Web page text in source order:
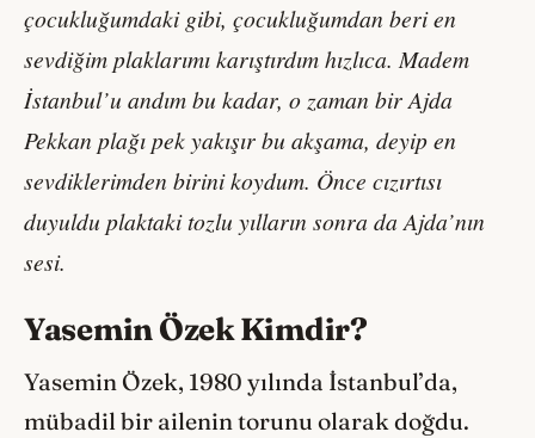
çocukluğumdaki gibi, çocukluğumdan beri en
sevdiğim plaklarımı karıştırdım hızlıca. Madem
İstanbul’u andım bu kadar, o zaman bir Ajda
Pekkan plağı pek yakışır bu akşama, deyip en
sevdiklerimden birini koydum. Önce cızırtısı
duyuldu plaktaki tozlu yılların sonra da Ajda’nın
sesi.
Yasemin Özek Kimdir?
Yasemin Özek, 1980 yılında İstanbul’da,
mübadil bir ailenin torunu olarak doğdu.